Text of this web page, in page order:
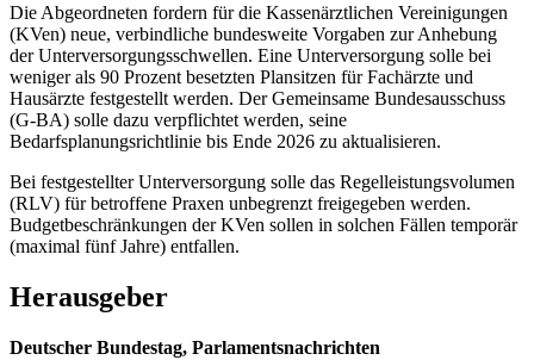
Die Abgeordneten fordern für die Kassenärztlichen Vereinigungen
(KVen) neue, verbindliche bundesweite Vorgaben zur Anhebung
der Unterversorgungsschwellen. Eine Unterversorgung solle bei
weniger als 90 Prozent besetzten Plansitzen für Fachärzte und
Hausärzte festgestellt werden. Der Gemeinsame Bundesausschuss
(G-BA) solle dazu verpflichtet werden, seine
Bedarfsplanungsrichtlinie bis Ende 2026 zu aktualisieren.
Bei festgestellter Unterversorgung solle das Regelleistungsvolumen
(RLV) für betroffene Praxen unbegrenzt freigegeben werden.
Budgetbeschränkungen der KVen sollen in solchen Fällen temporär
(maximal fünf Jahre) entfallen.
Herausgeber
Deutscher Bundestag, Parlamentsnachrichten